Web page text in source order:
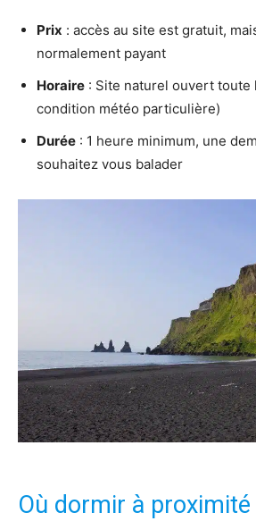
Prix : accès au site est gratuit,
normalement payant
Horaire : Site naturel ouvert toute
condition météo particulière)
Durée : 1 heure minimum, une
souhaitez vous balader
Où dormir à proximité